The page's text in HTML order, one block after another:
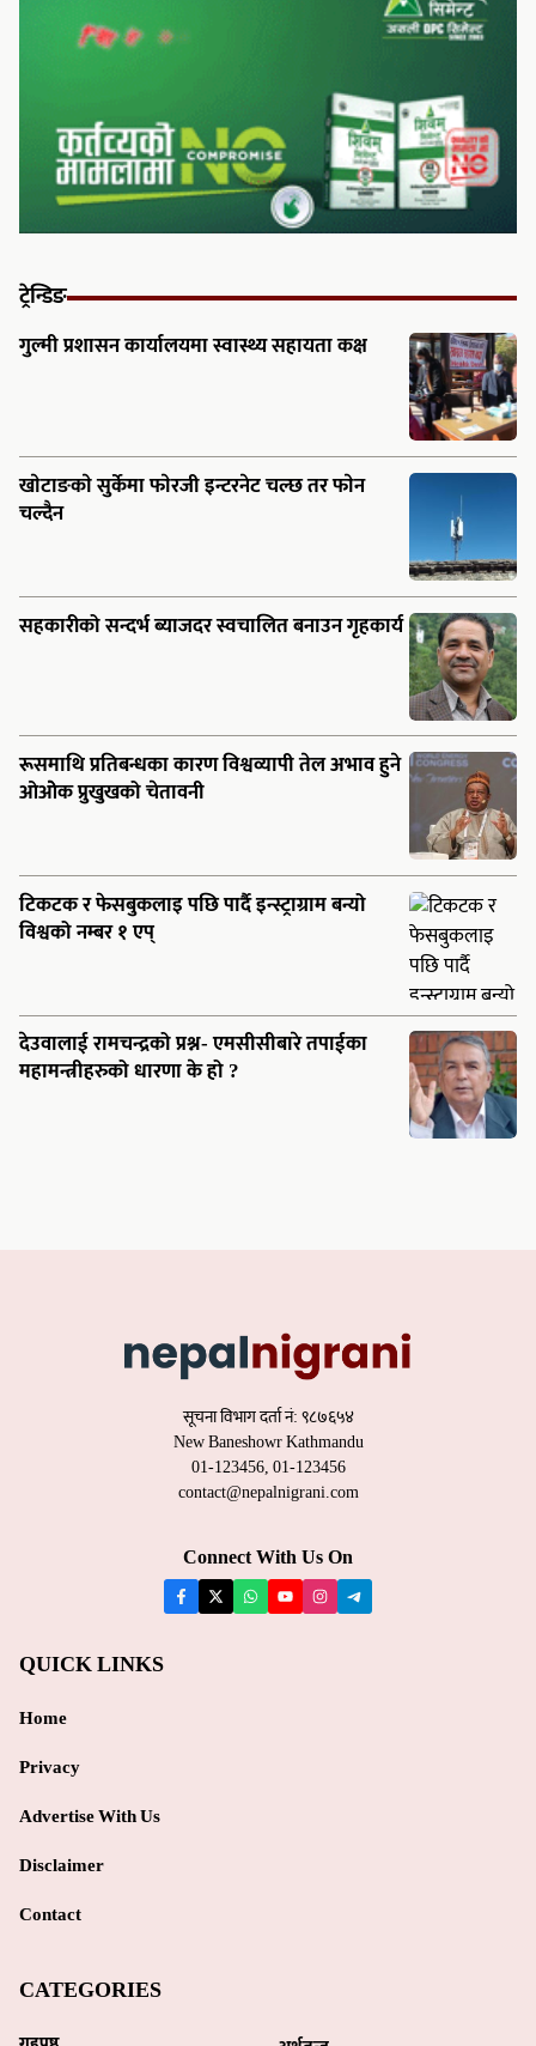
ट्रेन्डिङ
गुल्मी प्रशासन कार्यालयमा स्वास्थ्य सहायता कक्ष
खाेटाङकाे सुर्केमा फाेरजी इन्टरनेट चल्छ तर फाेन
चल्दैन
सहकारीको सन्दर्भ ब्याजदर स्वचालित बनाउन गृहकार्य
रूसमाथि प्रतिबन्धका कारण विश्वव्यापी तेल अभाव हुने
ओओेक प्रुखुखको चेतावनी
टिकटक र फेसबुकलाइ पछि पार्दै इन्स्ट्राग्राम बन्यो
विश्वको नम्बर १ एप्
देउवालाई रामचन्द्रको प्रश्न- एमसीसीबारे तपाईका
महामन्त्रीहरुको धारणा के हो ?
सूचना विभाग दर्ता नं: ९८७६५४
New Baneshowr Kathmandu
01-123456, 01-123456
contact@nepalnigrani.com
Connect With Us On
QUICK LINKS
Home
Privacy
Advertise With Us
Disclaimer
Contact
CATEGORIES